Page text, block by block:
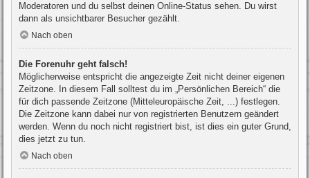
Moderatoren und du selbst deinen Online-Status sehen. Du wirst
dann als unsichtbarer Besucher gezählt.
Nach oben
Die Forenuhr geht falsch!
Möglicherweise entspricht die angezeigte Zeit nicht deiner eigenen
Zeitzone. In diesem Fall solltest du im „Persönlichen Bereich“ die
für dich passende Zeitzone (Mitteleuropäische Zeit, ...) festlegen.
Die Zeitzone kann dabei nur von registrierten Benutzern geändert
werden. Wenn du noch nicht registriert bist, ist dies ein guter Grund,
dies jetzt zu tun.
Nach oben